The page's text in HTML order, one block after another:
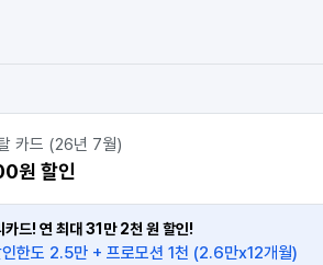
카드 (26년 7월)
원 할인
카드! 연 최대 31만 2천 원 할인!
인한도 2.5만 + 프로모션 1천 (2.6만x12개월)